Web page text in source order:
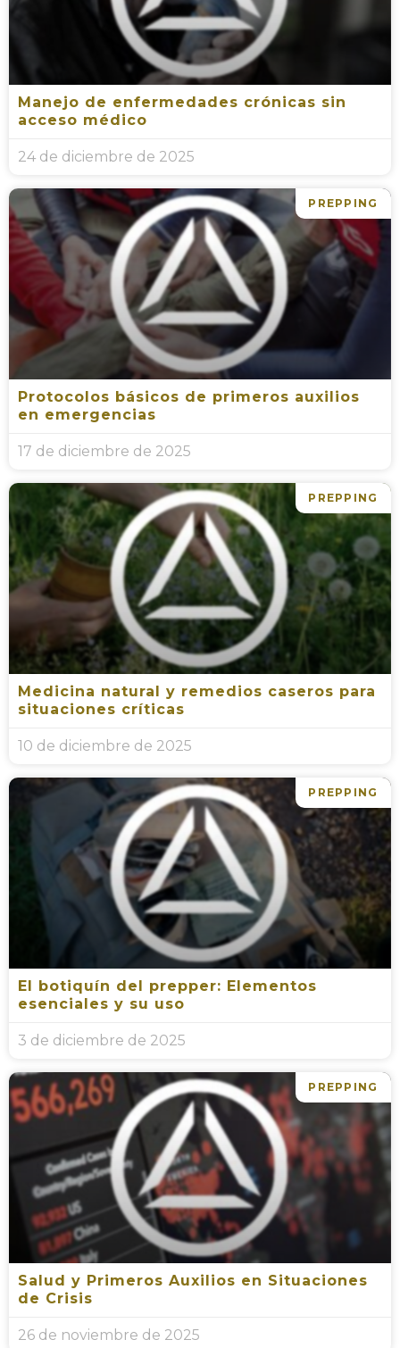
Manejo de enfermedades crónicas sin
acceso médico
24 de diciembre de 2025
PREPPING
Protocolos básicos de primeros auxilios
en emergencias
17 de diciembre de 2025
PREPPING
Medicina natural y remedios caseros para
situaciones críticas
10 de diciembre de 2025
PREPPING
El botiquín del prepper: Elementos
esenciales y su uso
3 de diciembre de 2025
PREPPING
Salud y Primeros Auxilios en Situaciones
de Crisis
26 de noviembre de 2025